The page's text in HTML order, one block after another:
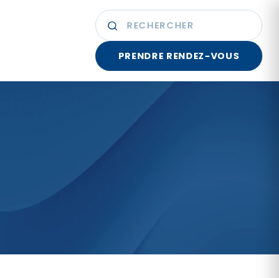
PRENDRE RENDEZ-VOUS